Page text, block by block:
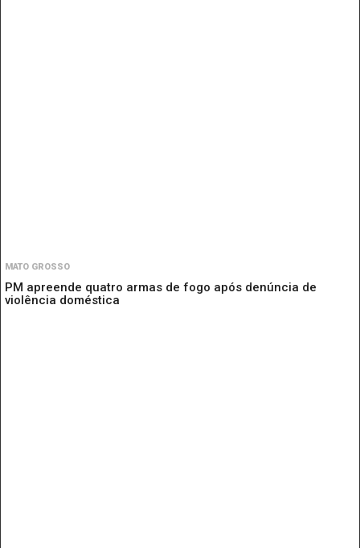
MATO GROSSO
PM apreende quatro armas de fogo após denúncia de
violência doméstica